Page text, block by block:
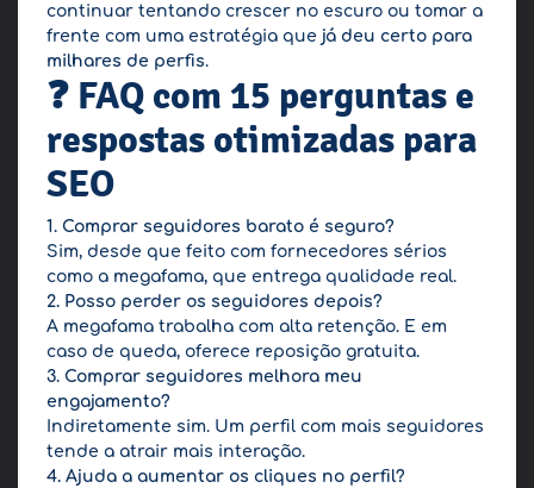
continuar tentando crescer no escuro ou tomar a
frente com uma estratégia que já deu certo para
milhares de perfis.
❓ FAQ com 15 perguntas e
respostas otimizadas para
SEO
1. Comprar seguidores barato é seguro?
Sim, desde que feito com fornecedores sérios
como a megafama, que entrega qualidade real.
2. Posso perder os seguidores depois?
A megafama trabalha com alta retenção. E em
caso de queda, oferece reposição gratuita.
3. Comprar seguidores melhora meu
engajamento?
Indiretamente sim. Um perfil com mais seguidores
tende a atrair mais interação.
4. Ajuda a aumentar os cliques no perfil?